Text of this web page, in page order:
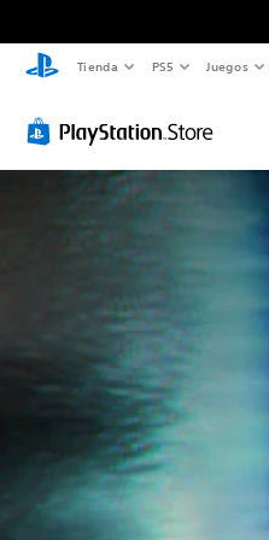
Tienda PS5 Juegos